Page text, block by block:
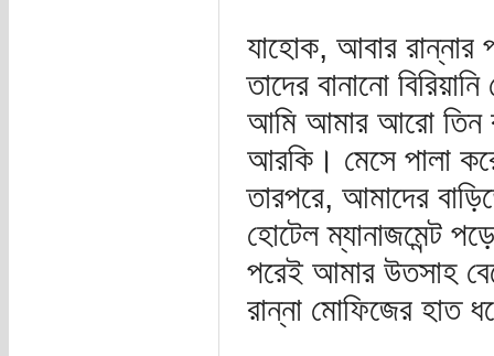
যাহোক, আবার
তাদের বানানো
আমি আমার আরো তিন
আরকি। মেসে পালা
তারপরে, আমাদের
হোটেল ম্যানাজমেন্ট
পরেই আমার উতসাহ
রান্না মোফিজের হাত